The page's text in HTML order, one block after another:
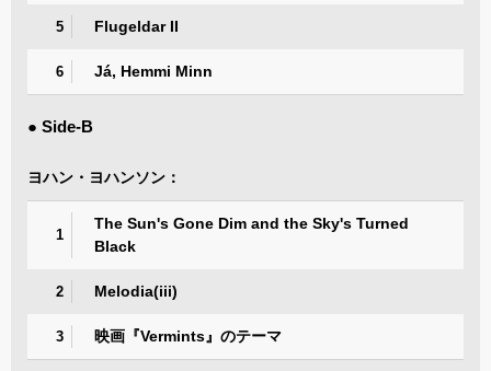
5 Flugeldar II
6 Já, Hemmi Minn
● Side-B
ヨハン・ヨハンソン：
1
The Sun's Gone Dim and the Sky's Turned
Black
2 Melodia(iii)
3 映画『Vermints』のテーマ